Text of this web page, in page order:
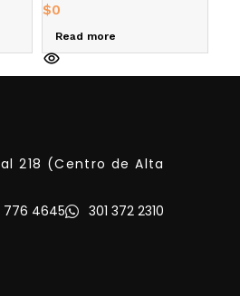
$0
Read more
218 (Centro de Alta
776 4645 301 372 2310